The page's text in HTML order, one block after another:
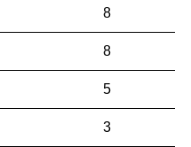
8
8
5
3